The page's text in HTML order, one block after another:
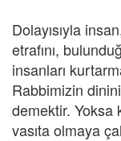
Dolayısıyla
etrafını,
insanları
Rabbimizin
demektir. Yoksa
vasıta olmaya